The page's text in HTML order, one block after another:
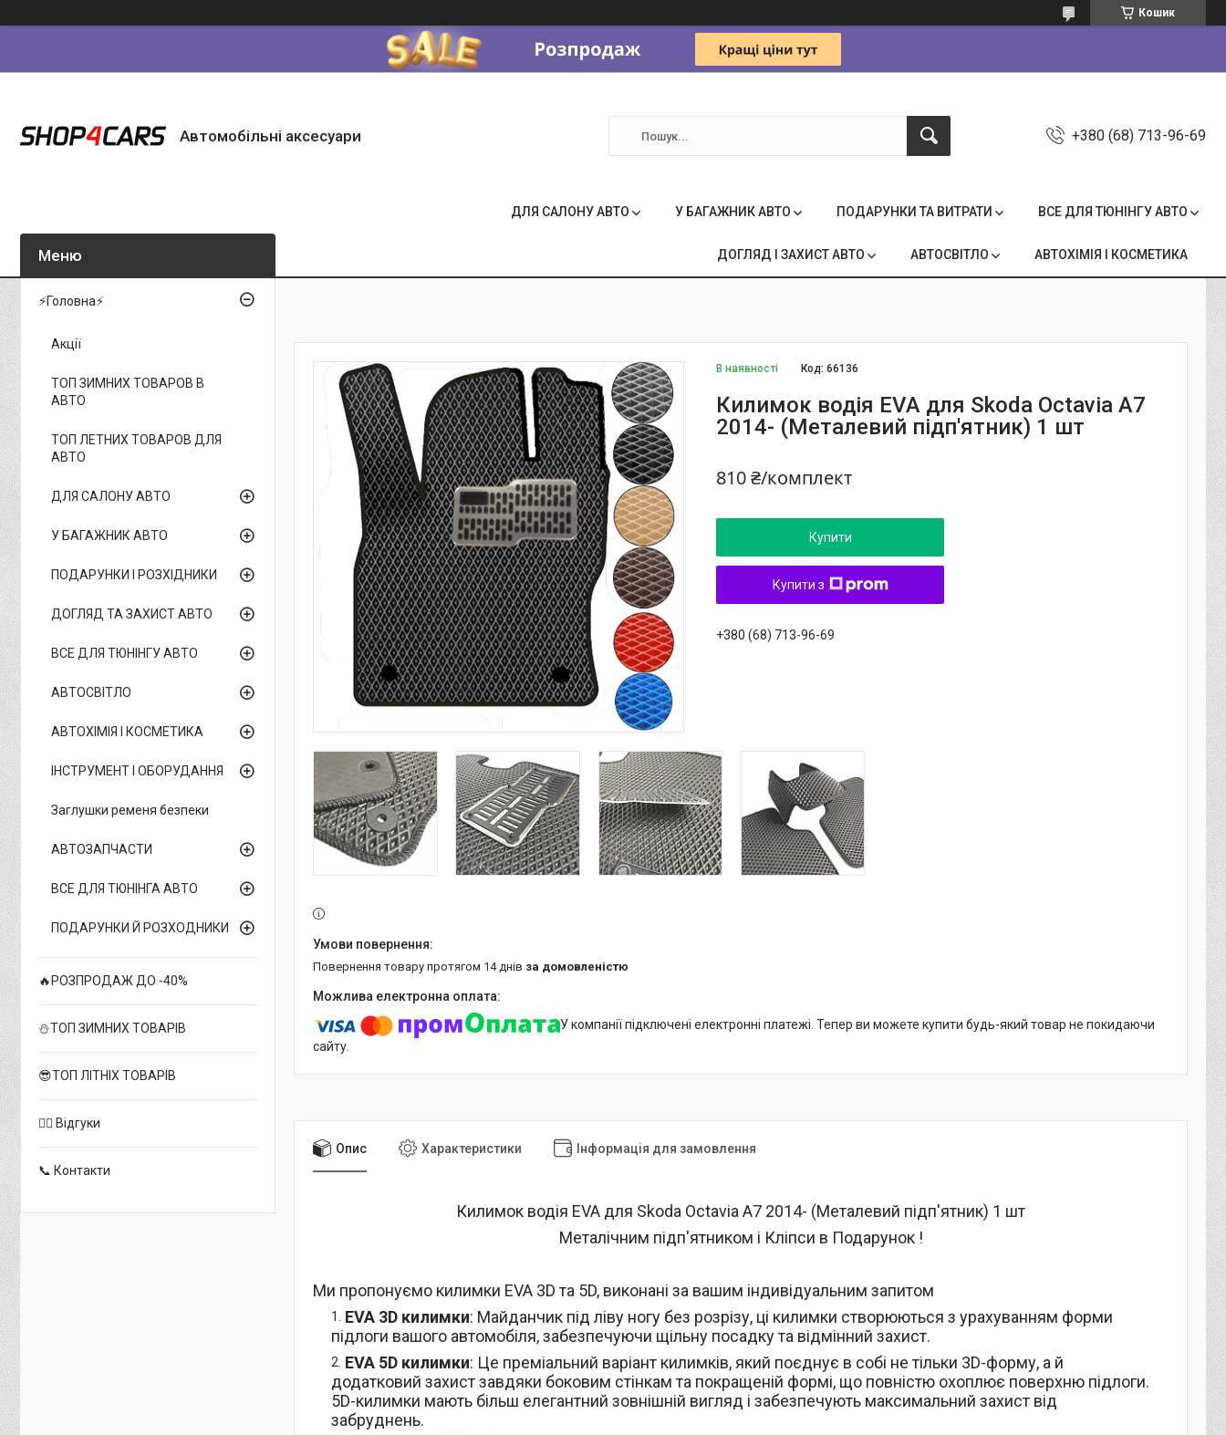
Кошик
Автомобільні аксесуари +380 (68) 713-96-69
ДЛЯ САЛОНУ АВТО У БАГАЖНИК АВТО ПОДАРУНКИ ТА ВИТРАТИ ВСЕ ДЛЯ ТЮНІНГУ АВТО
ДОГЛЯД І ЗАХИСТ АВТО АВТОСВІТЛО АВТОХІМІЯ І КОСМЕТИКА
В наявності Код:66136
Килимок водія EVA для Skoda Octavia A7
2014- (Металевий підп'ятник) 1 шт
810 ₴/комплект
Купити
Купити з
+380 (68) 713-96-69
повернення товару протягом 14 днів за домовленістю
У компанії підключені електронні платежі. Тепер ви можете купити будь-який товар не покидаючи
сайту.
Опис Характеристики Інформація для замовлення
Килимок водія EVA для Skoda Octavia A7 2014- (Металевий підп'ятник) 1 шт
Металічним підп'ятником і Кліпси в Подарунок !
Ми пропонуємо килимки EVA 3D та 5D, виконані за вашим індивідуальним запитом
EVA 3D килимки: Майданчик під ліву ногу без розрізу, ці килимки створюються з урахуванням форми
підлоги вашого автомобіля, забезпечуючи щільну посадку та відмінний захист.
EVA 5D килимки: Це преміальний варіант килимків, який поєднує в собі не тільки 3D-форму, а й
додатковий захист завдяки боковим стінкам та покращеній формі, що повністю охоплює поверхню підлоги.
5D-килимки мають більш елегантний зовнішній вигляд і забезпечують максимальний захист від
забруднень.
⚡Головна⚡
Акції
ТОП ЗИМНИХ ТОВАРОВ В
АВТО
ТОП ЛЕТНИХ ТОВАРОВ ДЛЯ
АВТО
ДЛЯ САЛОНУ АВТО
У БАГАЖНИК АВТО
ПОДАРУНКИ І РОЗХІДНИКИ
ДОГЛЯД ТА ЗАХИСТ АВТО
ВСЕ ДЛЯ ТЮНІНГУ АВТО
АВТОСВІТЛО
АВТОХІМІЯ І КОСМЕТИКА
ІНСТРУМЕНТ І ОБОРУДАННЯ
Заглушки ременя безпеки
АВТОЗАПЧАСТИ
ВСЕ ДЛЯ ТЮНІНГА АВТО
ПОДАРУНКИ Й РОЗХОДНИКИ
🔥РОЗПРОДАЖ ДО -40%
⛄ТОП ЗИМНИХ ТОВАРІВ
😎ТОП ЛІТНІХ ТОВАРІВ
✍🏻 Відгуки
📞 Контакти